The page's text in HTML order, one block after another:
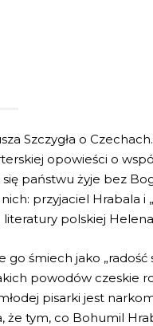
Szczygła o
opowieści o
państwu żyje bez
przyjaciel Hrabala i
polskiej
śmiech jako
powodów
pisarki jest
tym, co Bohumil